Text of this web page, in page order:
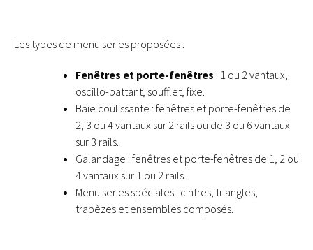
Les types de menuiseries proposées :
Fenêtres et porte-fenêtres : 1 ou 2 vantaux,
oscillo-battant, soufflet, fixe.
Baie coulissante : fenêtres et porte-fenêtres de
2, 3 ou 4 vantaux sur 2 rails ou de 3 ou 6 vantaux
sur 3 rails.
Galandage : fenêtres et porte-fenêtres de 1, 2 ou
4 vantaux sur 1 ou 2 rails.
Menuiseries spéciales : cintres, triangles,
trapèzes et ensembles composés.